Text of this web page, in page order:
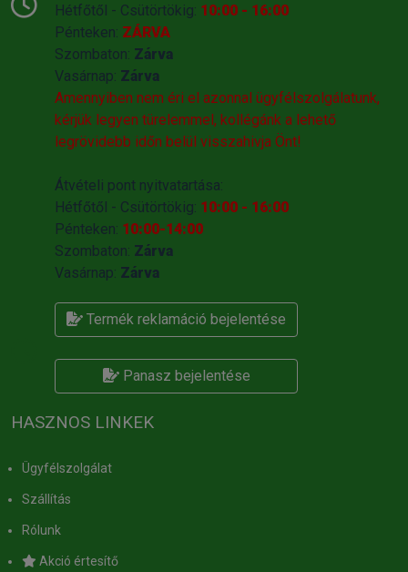
Hétfőtől - Csütörtökig: 10:00 - 16:00
Pénteken: ZÁRVA
Szombaton: Zárva
Vasárnap: Zárva
Amennyiben nem éri el azonnal ügyfélszolgálatunk,
kérjük legyen türelemmel, kollégánk a lehető
legrövidebb időn belül visszahivja Önt!
Átvételi pont nyitvatartása:
Hétfőtől - Csütörtökig: 10:00 - 16:00
Pénteken: 10:00-14:00
Szombaton: Zárva
Vasárnap: Zárva
Termék reklamáció bejelentése
Panasz bejelentése
HASZNOS LINKEK
Ügyfélszolgálat
Szállítás
Rólunk
Akció értesítő